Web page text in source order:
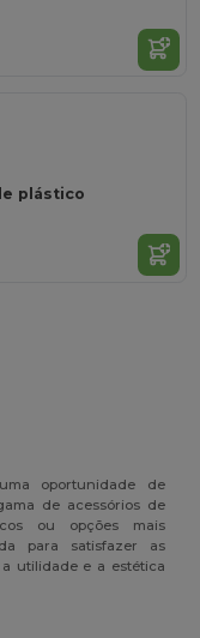
plástico
oportunidade de
de acessórios de
ou opções mais
para satisfazer as
utilidade e a estética